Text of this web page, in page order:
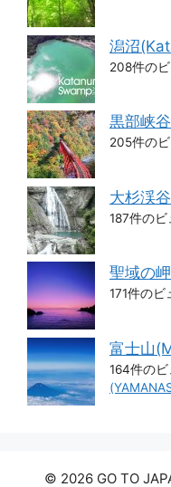
潟沼
208件の
黒部峡
205件の
大杉渓
187件のビ
聖域の
171件のビ
富士山
164件のビ
© 2026 GO TO